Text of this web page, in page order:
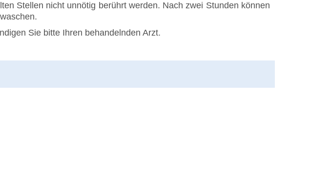
Stellen nicht unnötig berührt werden. Nach zwei Stunden können
Sie bitte Ihren behandelnden Arzt.